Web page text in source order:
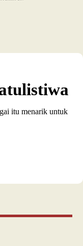
itu menarik untuk